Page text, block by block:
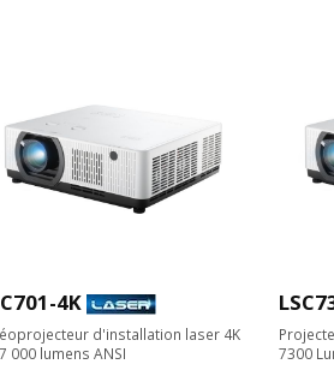
4K
d'installation laser 4K
000 lumens ANSI
7300